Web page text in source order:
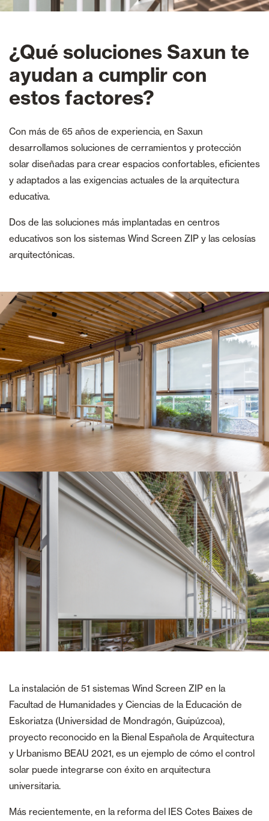
¿Qué soluciones Saxun te
ayudan a cumplir con
estos factores?
Con más de 65 años de experiencia, en Saxun
desarrollamos soluciones de cerramientos y protección
solar diseñadas para crear espacios confortables, eficientes
y adaptados a las exigencias actuales de la arquitectura
educativa.
Dos de las soluciones más implantadas en centros
educativos son los sistemas Wind Screen ZIP y las celosías
arquitectónicas.
La instalación de 51 sistemas Wind Screen ZIP en la
Facultad de Humanidades y Ciencias de la Educación de
Eskoriatza (Universidad de Mondragón, Guipúzcoa),
proyecto reconocido en la Bienal Española de Arquitectura
y Urbanismo BEAU 2021, es un ejemplo de cómo el control
solar puede integrarse con éxito en arquitectura
universitaria.
Más recientemente, en la reforma del IES Cotes Baixes de